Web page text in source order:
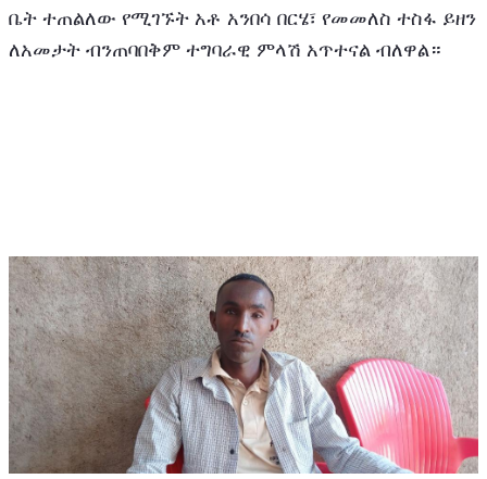
ቤት ተጠልለው የሚገኙት አቶ አንበሳ በርሄ፣ የመመለስ ተስፋ ይዘን
ለአመታት ብንጠባበቅም ተግባራዊ ምላሽ አጥተናል ብለዋል።